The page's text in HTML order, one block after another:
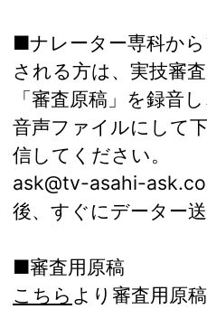
■ナレーター専科か
される方は、実技審
「審査原稿」を録音
音声ファイルにして
信してください。
ask@tv-asahi-
後、すぐにデーター
■審査用原稿
こちら より審査用原